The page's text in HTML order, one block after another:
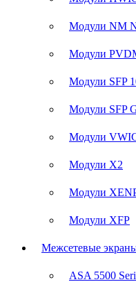
Модули NM
Модули
Модули SFP
Модули SFP
Модули
Модули X2
Модули
Модули XFP
Межсетевые
ASA 5500